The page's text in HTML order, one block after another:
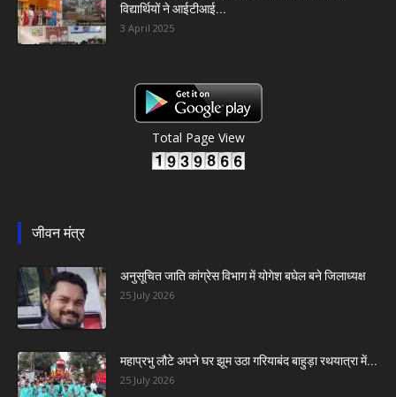
विद्यार्थियों ने आईटीआई...
3 April 2025
Total Page View
जीवन मंत्र
अनुसूचित जाति कांग्रेस विभाग में योगेश बघेल बने जिलाध्यक्ष
25 July 2026
महाप्रभु लौटे अपने घर झूम उठा गरियाबंद बाहुड़ा रथयात्रा में...
25 July 2026